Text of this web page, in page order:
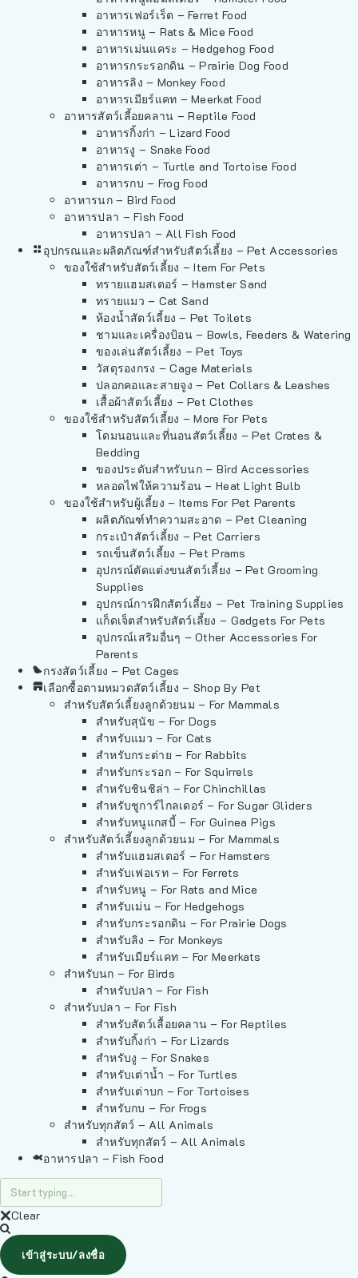
อาหารเฟอร์เร็ต – Ferret Food
อาหารหนู – Rats & Mice Food
อาหารเม่นแคระ – Hedgehog Food
อาหารกระรอกดิน – Prairie Dog Food
อาหารลิง – Monkey Food
อาหารเมียร์แคท – Meerkat Food
อาหารสัตว์เลี้อยคลาน – Reptile Food
อาหารกิ้งก่า – Lizard Food
อาหารงู – Snake Food
อาหารเต่า – Turtle and Tortoise Food
อาหารกบ – Frog Food
อาหารนก – Bird Food
อาหารปลา – Fish Food
อาหารปลา – All Fish Food
อุปกรณและผลิตภัณฑ์สำหรับสัตว์เลี้ยง – Pet Accessories
ของใช้สำหรับสัตว์เลี้ยง – Item For Pets
ทรายแฮมสเตอร์ – Hamster Sand
ทรายแมว – Cat Sand
ห้องน้ำสัตว์เลี้ยง – Pet Toilets
ชามและเครื่องป้อน – Bowls, Feeders & Watering
ของเล่นสัตว์เลี้ยง – Pet Toys
วัสดุรองกรง – Cage Materials
ปลอกคอและสายจูง – Pet Collars & Leashes
เสื้อผ้าสัตว์เลี้ยง – Pet Clothes
ของใช้สำหรับสัตว์เลี้ยง – More For Pets
โดมนอนและที่นอนสัตว์เลี้ยง – Pet Crates &
Bedding
ของประดับสำหรับนก – Bird Accessories
หลอดไฟให้ความร้อน – Heat Light Bulb
ของใช้สำหรับผู้เลี้ยง – Items For Pet Parents
ผลิตภัณฑ์ทำความสะอาด – Pet Cleaning
กระเป๋าสัตว์เลี้ยง – Pet Carriers
รถเข็นสัตว์เลี้ยง – Pet Prams
อุปกรณ์ตัดแต่งขนสัตว์เลี้ยง – Pet Grooming
Supplies
อุปกรณ์การฝึกสัตว์เลี้ยง – Pet Training Supplies
แก็ดเจ็ตสำหรับสัตว์เลี้ยง – Gadgets For Pets
อุปกรณ์เสริมอื่นๆ – Other Accessories For
Parents
กรงสัตว์เลี้ยง – Pet Cages
เลือกซื้อตามหมวดสัตว์เลี้ยง – Shop By Pet
สำหรับสัตว์เลี้ยงลูกด้วยนม – For Mammals
สำหรับสุนัข – For Dogs
สำหรับแมว – For Cats
สำหรับกระต่าย – For Rabbits
สำหรับกระรอก – For Squirrels
สำหรับชินชิล่า – For Chinchillas
สำหรับชูการ์ไกลเดอร์ – For Sugar Gliders
สำหรับหนูแกสบี้ – For Guinea Pigs
สำหรับสัตว์เลี้ยงลูกด้วยนม – For Mammals
สำหรับแฮมสเตอร์ – For Hamsters
สำหรับเฟอเรท – For Ferrets
สำหรับหนู – For Rats and Mice
สำหรับเม่น – For Hedgehogs
สำหรับกระรอกดิน – For Prairie Dogs
สำหรับลิง – For Monkeys
สำหรับเมียร์แคท – For Meerkats
สำหรับนก – For Birds
สำหรับปลา – For Fish
สำหรับปลา – For Fish
สำหรับสัตว์เลื้อยคลาน – For Reptiles
สำหรับกิ้งก่า – For Lizards
สำหรับงู – For Snakes
สำหรับเต่าน้ำ – For Turtles
สำหรับเต่าบก – For Tortoises
สำหรับกบ – For Frogs
สำหรับทุกสัตว์ – All Animals
สำหรับทุกสัตว์ – All Animals
อาหารปลา – Fish Food
Clear
เข้าสู่ระบบ/ลงชื่อ